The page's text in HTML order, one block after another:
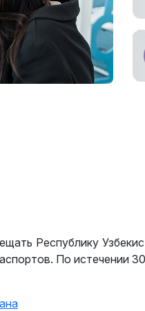
Республику
По истечении